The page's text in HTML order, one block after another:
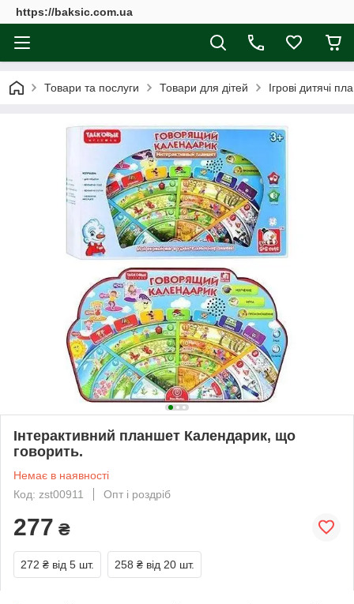
https://baksic.com.ua
Товари та послуги Товари для дітей Ігрові дитячі
Інтерактивний планшет Календарик, що
говорить.
Немає в наявності
Код: zst00911
Опт і роздріб
277 ₴
272 ₴ від 5 шт. 258 ₴ від 20 шт.